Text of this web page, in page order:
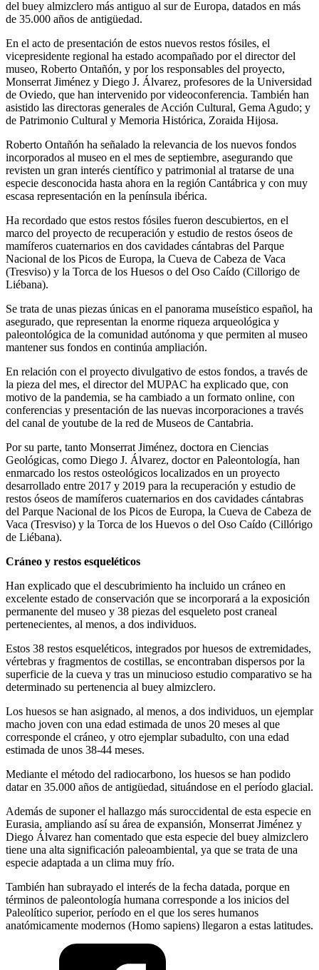
del buey almizclero más antiguo al sur de Europa, datados en más
de 35.000 años de antigüedad.
En el acto de presentación de estos nuevos restos fósiles, el
vicepresidente regional ha estado acompañado por el director del
museo, Roberto Ontañón, y por los responsables del proyecto,
Monserrat Jiménez y Diego J. Álvarez, profesores de la Universidad
de Oviedo, que han intervenido por videoconferencia. También han
asistido las directoras generales de Acción Cultural, Gema Agudo; y
de Patrimonio Cultural y Memoria Histórica, Zoraida Hijosa.
Roberto Ontañón ha señalado la relevancia de los nuevos fondos
incorporados al museo en el mes de septiembre, asegurando que
revisten un gran interés científico y patrimonial al tratarse de una
especie desconocida hasta ahora en la región Cantábrica y con muy
escasa representación en la península ibérica.
Ha recordado que estos restos fósiles fueron descubiertos, en el
marco del proyecto de recuperación y estudio de restos óseos de
mamíferos cuaternarios en dos cavidades cántabras del Parque
Nacional de los Picos de Europa, la Cueva de Cabeza de Vaca
(Tresviso) y la Torca de los Huesos o del Oso Caído (Cillorigo de
Liébana).
Se trata de unas piezas únicas en el panorama museístico español, ha
asegurado, que representan la enorme riqueza arqueológica y
paleontológica de la comunidad autónoma y que permiten al museo
mantener sus fondos en continúa ampliación.
En relación con el proyecto divulgativo de estos fondos, a través de
la pieza del mes, el director del MUPAC ha explicado que, con
motivo de la pandemia, se ha cambiado a un formato online, con
conferencias y presentación de las nuevas incorporaciones a través
del canal de youtube de la red de Museos de Cantabria.
Por su parte, tanto Monserrat Jiménez, doctora en Ciencias
Geológicas, como Diego J. Álvarez, doctor en Paleontología, han
enmarcado los restos osteológicos localizados en un proyecto
desarrollado entre 2017 y 2019 para la recuperación y estudio de
restos óseos de mamíferos cuaternarios en dos cavidades cántabras
del Parque Nacional de los Picos de Europa, la Cueva de Cabeza de
Vaca (Tresviso) y la Torca de los Huevos o del Oso Caído (Cillórigo
de Liébana).
Cráneo y restos esqueléticos
Han explicado que el descubrimiento ha incluido un cráneo en
excelente estado de conservación que se incorporará a la exposición
permanente del museo y 38 piezas del esqueleto post craneal
pertenecientes, al menos, a dos individuos.
Estos 38 restos esqueléticos, integrados por huesos de extremidades,
vértebras y fragmentos de costillas, se encontraban dispersos por la
superficie de la cueva y tras un minucioso estudio comparativo se ha
determinado su pertenencia al buey almizclero.
Los huesos se han asignado, al menos, a dos individuos, un ejemplar
macho joven con una edad estimada de unos 20 meses al que
corresponde el cráneo, y otro ejemplar subadulto, con una edad
estimada de unos 38-44 meses.
Mediante el método del radiocarbono, los huesos se han podido
datar en 35.000 años de antigüedad, situándose en el período glacial.
Además de suponer el hallazgo más suroccidental de esta especie en
Eurasia, ampliando así su área de expansión, Monserrat Jiménez y
Diego Álvarez han comentado que esta especie del buey almizclero
tiene una alta significación paleoambiental, ya que se trata de una
especie adaptada a un clima muy frío.
También han subrayado el interés de la fecha datada, porque en
términos de paleontología humana corresponde a los inicios del
Paleolítico superior, período en el que los seres humanos
anatómicamente modernos (Homo sapiens) llegaron a estas latitudes.